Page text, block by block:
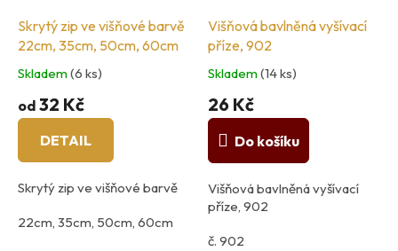
Skrytý zip ve višňové barvě
22cm, 35cm, 50cm, 60cm
Skladem(6 ks)
od 32 Kč
DETAIL
Skrytý zip ve višňové barvě
22cm, 35cm, 50cm, 60cm
Višňová bavlněná vyšívací
příze, 902
Skladem(14 ks)
26 Kč
Do košíku
Višňová bavlněná vyšívací
příze, 902
č. 902